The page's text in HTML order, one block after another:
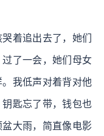
着追出去了，她们
了一会，她们母女
我低声对着背对他
匙忘了带，钱包也
大雨，简直像电影